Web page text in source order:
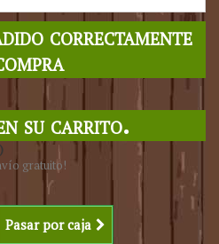
correctamente
su carrito.
gratuito!
Pasar por caja